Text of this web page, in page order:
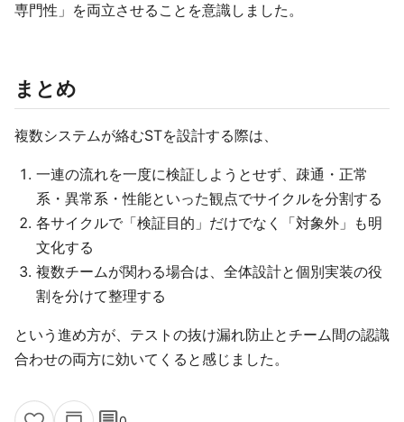
専門性」を両立させることを意識しました。
まとめ
複数システムが絡むSTを設計する際は、
一連の流れを一度に検証しようとせず、疎通・正常
系・異常系・性能といった観点でサイクルを分割する
各サイクルで「検証目的」だけでなく「対象外」も明
文化する
複数チームが関わる場合は、全体設計と個別実装の役
割を分けて整理する
という進め方が、テストの抜け漏れ防止とチーム間の認識
合わせの両方に効いてくると感じました。